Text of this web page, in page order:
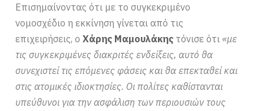
Επισημαίνοντας ότι με το συγκεκριμένο
νομοσχέδιο η εκκίνηση γίνεται από τις
επιχειρήσεις, οΧάρης Μαμουλάκης τόνισε ότι«με
τις συγκεκριμένες διακριτές ενδείξεις, αυτό θα
συνεχιστεί τις επόμενες φάσεις και θα επεκταθεί και
στις ατομικές ιδιοκτησίες. Οι πολίτες καθίστανται
υπεύθυνοι για την ασφάλιση των περιουσιών τους